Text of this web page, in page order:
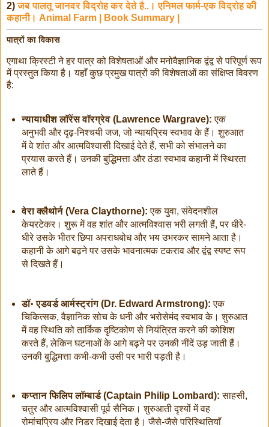
2) जब पालतू जानवर विद्रोह कर देते है..। एनिमल फार्म-एक विद्रोह की
कहानी। Animal Farm | Book Summary |
पात्रों का विकास
एगाथा क्रिस्टी ने हर पात्र को विशेषताओं और मनोवैज्ञानिक द्वंद्व से परिपूर्ण रूप
में प्रस्तुत किया है। यहाँ कुछ प्रमुख पात्रों की विशेषताओं का संक्षिप्त विवरण
है:
न्यायाधीश लॉरेंस वॉरग्रेव (Lawrence Wargrave): एक
अनुभवी और दृढ़-निश्चयी जज, जो न्यायप्रिय स्वभाव के हैं। शुरुआत
में वे शांत और आत्मविश्वासी दिखाई देते हैं, सभी को संभालने का
प्रयास करते हैं। उनकी बुद्धिमत्ता और ठंडा स्वभाव कहानी में स्थिरता
लाते हैं।
वेरा क्लैथोर्न (Vera Claythorne): एक युवा, संवेदनशील
केयरटेकर। शुरू में वह शांत और आत्मविश्वास भरी लगती हैं, पर धीरे-
धीरे उसके भीतर छिपा अपराधबोध और भय उभरकर सामने आता है।
कहानी के आगे बढ़ने पर उसके भावनात्मक टकराव और द्वंद्व स्पष्ट रूप
से दिखते हैं।
डॉ॰ एडवर्ड आर्मस्ट्रांग (Dr. Edward Armstrong): एक
चिकित्सक, वैज्ञानिक सोच के धनी और भरोसेमंद स्वभाव के। शुरुआत
में वह स्थिति को तार्किक दृष्टिकोण से नियंत्रित करने की कोशिश
करते हैं, लेकिन घटनाओं के आगे बढ़ने पर उनकी नींदें उड़ जाती हैं।
उनकी बुद्धिमत्ता कभी-कभी उसी पर भारी पड़ती है।
कप्तान फिलिप लॉम्बार्ड (Captain Philip Lombard): साहसी,
चतुर और आत्मविश्वासी पूर्व सैनिक। शुरुआती दृश्यों में वह
रोमांचप्रिय और निडर दिखाई देता है। जैसे-जैसे परिस्थितियाँ